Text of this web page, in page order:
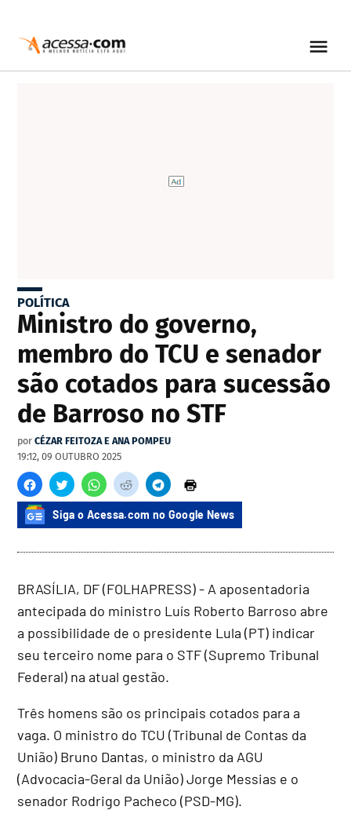
POLÍTICA
Ministro do governo,
membro do TCU e senador
são cotados para sucessão
de Barroso no STF
por CÉZAR FEITOZA E ANA POMPEU
19:12, 09 OUTUBRO 2025
Siga o Acessa.com no Google News
BRASÍLIA, DF (FOLHAPRESS) - A aposentadoria
antecipada do ministro Luís Roberto Barroso abre
a possibilidade de o presidente Lula (PT) indicar
seu terceiro nome para o STF (Supremo Tribunal
Federal) na atual gestão.
Três homens são os principais cotados para a
vaga. O ministro do TCU (Tribunal de Contas da
União) Bruno Dantas, o ministro da AGU
(Advocacia-Geral da União) Jorge Messias e o
senador Rodrigo Pacheco (PSD-MG).